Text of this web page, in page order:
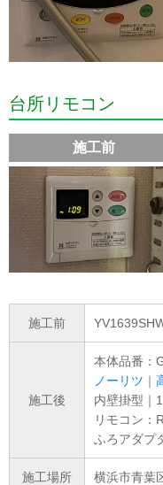
台所リモコン
施工前
施工前
施工後
本体品番：
ノーリツ ｜
内壁掛型｜
リモコン：
ふろアダプ
施工場所 横浜市青葉